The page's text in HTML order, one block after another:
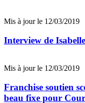
Mis à jour le 12/03/2019
Interview de
Mis à jour le 12/03/2019
Franchise soutien
beau fixe pour